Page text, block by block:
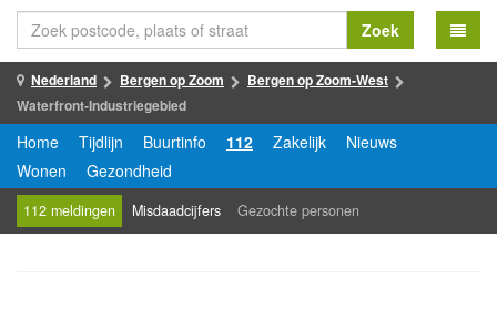
Zoek
Nederland Bergen op Zoom
Bergen op Zoom-West
Waterfront-Industriegebied
Home Tijdlijn Buurtinfo 112 Zakelijk
Nieuws
Wonen
Gezondheid
112 meldingen Misdaadcijfers Gezochte personen